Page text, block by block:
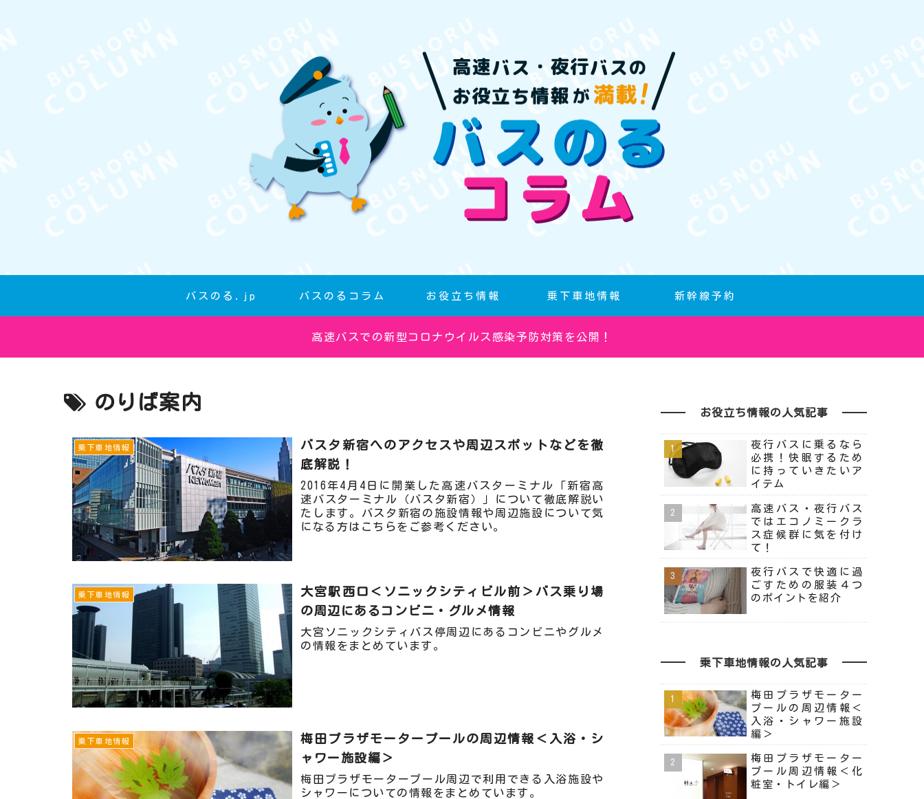
バスのる.jp バスのるコラム お役立ち情報 乗下車地情報 新幹線予約
高速バスでの新型コロナウイルス感染予防対策を公開！
のりば案内
乗下車地情報
バスタ新宿へのアクセスや周辺スポットなどを徹
底解説！
2016年4月4日に開業した高速バスターミナル「新宿高
速バスターミナル（バスタ新宿）」について徹底解説い
たします。バスタ新宿の施設情報や周辺施設について気
になる方はこちらをご参考ください。
乗下車地情報
大宮駅西口＜ソニックシティビル前＞バス乗り場
の周辺にあるコンビニ・グルメ情報
大宮ソニックシティバス停周辺にあるコンビニやグルメ
の情報をまとめています。
乗下車地情報
梅田プラザモータープールの周辺情報＜入浴・シ
ャワー施設編＞
梅田プラザモータープール周辺で利用できる入浴施設や
シャワーについての情報をまとめています。
お役立ち情報の人気記事
夜行バスに乗るなら
必携！快眠するため
に持っていきたいア
イテム
高速バス・夜行バス
ではエコノミークラ
ス症候群に気を付け
て！
夜行バスで快適に過
ごすための服装４つ
のポイントを紹介
乗下車地情報の人気記事
梅田プラザモーター
プールの周辺情報＜
入浴・シャワー施設
編＞
梅田プラザモーター
プール周辺情報＜化
粧室・トイレ編＞